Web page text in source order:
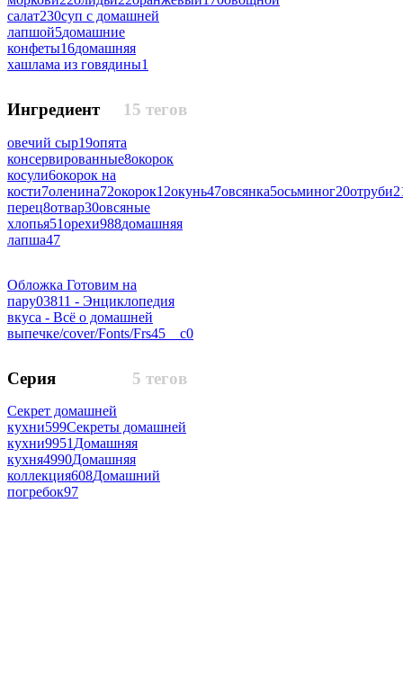
салат230суп с домашней
лапшой5домашние
конфеты16домашняя
хашлама из говядины1
15 тегов
Ингредиент
овечий сыр19опята
консервированные8окорок
косули6окорок на
кости7оленина72окорок12окунь47овсянка5осьминог20отруби
перец8отвар30овсяные
хлопья51орехи988домашняя
лапша47
Обложка Готовим на
пару03811 - Энциклопедия
вкуса - Всё о домашней
выпечке/cover/Fonts/Frs45__c0
5 тегов
Серия
Секрет домашней
кухни599Секреты домашней
кухни9951 Домашняя
кухня4990Домашняя
коллекция608Домашний
погребок97